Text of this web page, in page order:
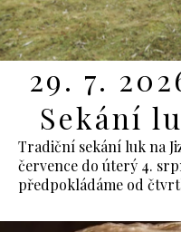
29. 7.
Sekání
Tradiční sekání luk na
července do úterý 4.
předpokládáme od